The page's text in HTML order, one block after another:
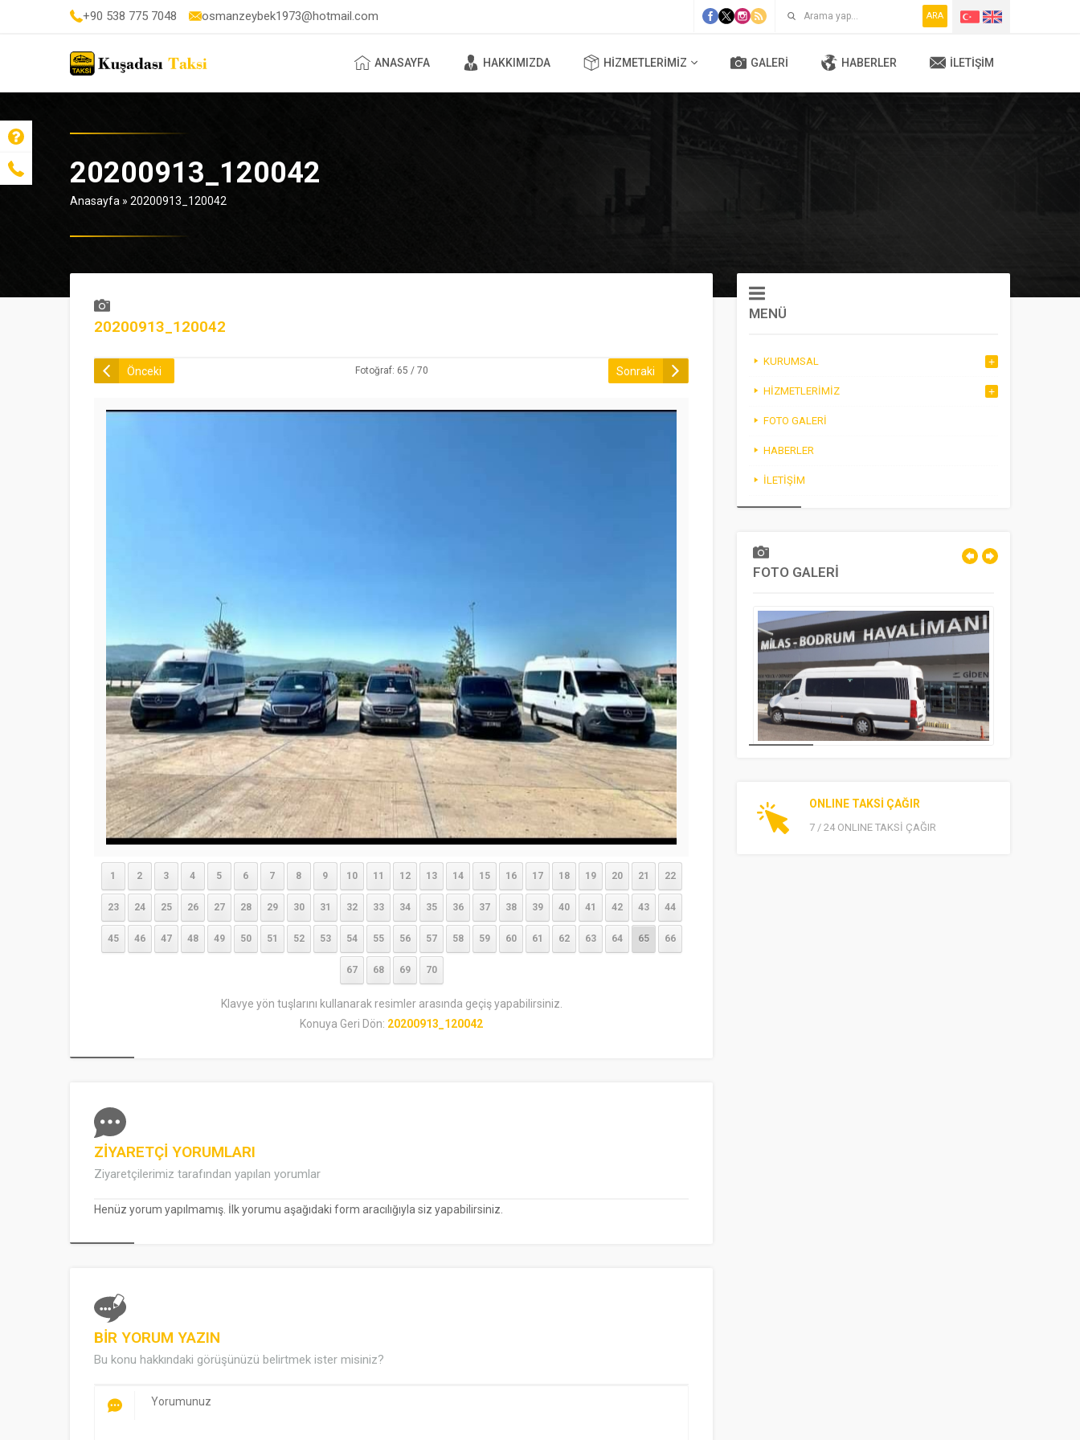
+90 538 775 7048 osmanzeybek1973@hotmail.com ARA
ANASAYFA HAKKIMIZDA HIZMETLERIMIZ GALERI HABERLER İLETIŞIM
20200913_120042
Anasayfa » 20200913_120042
20200913_120042
Önceki Fotoğraf: 65 / 70 Sonraki
1 2 3 4 5 6 7 8 9 10 11 12 13 14 15 16 17 18 19 20 21 22
23 24 25 26 27 28 29 30 31 32 33 34 35 36 37 38 39 40 41 42 43 44
45 46 47 48 49 50 51 52 53 54 55 56 57 58 59 60 61 62 63 64 65 66
67 68 69 70
Klavye yön tuşlarını kullanarak resimler arasında geçiş yapabilirsiniz.
Konuya Geri Dön: 20200913_120042
ZİYARETÇİ YORUMLARI
Ziyaretçilerimiz tarafından yapılan yorumlar
Henüz yorum yapılmamış. İlk yorumu aşağıdaki form aracılığıyla siz yapabilirsiniz.
BİR YORUM YAZIN
Bu konu hakkındaki görüşünüzü belirtmek ister misiniz?
MENÜ
KURUMSAL
HIZMETLERIMIZ
FOTO GALERI
HABERLER
İLETIŞIM
FOTO GALERİ
ONLINE TAKSİ ÇAĞIR
7 / 24 ONLINE TAKSİ ÇAĞIR